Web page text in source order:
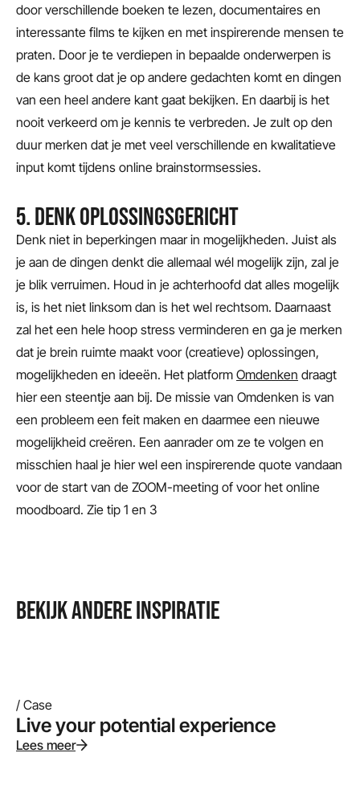
door verschillende boeken te lezen, documentaires en
interessante films te kijken en met inspirerende mensen te
praten. Door je te verdiepen in bepaalde onderwerpen is
de kans groot dat je op andere gedachten komt en dingen
van een heel andere kant gaat bekijken. En daarbij is het
nooit verkeerd om je kennis te verbreden. Je zult op den
duur merken dat je met veel verschillende en kwalitatieve
input komt tijdens online brainstormsessies.
5. DENK OPLOSSINGSGERICHT
Denk niet in beperkingen maar in mogelijkheden. Juist als
je aan de dingen denkt die allemaal wél mogelijk zijn, zal je
je blik verruimen. Houd in je achterhoofd dat alles mogelijk
is, is het niet linksom dan is het wel rechtsom. Daarnaast
zal het een hele hoop stress verminderen en ga je merken
dat je brein ruimte maakt voor (creatieve) oplossingen,
mogelijkheden en ideeën. Het platformOmdenken draagt
hier een steentje aan bij. De missie van Omdenken is van
een probleem een feit maken en daarmee een nieuwe
mogelijkheid creëren. Een aanrader om ze te volgen en
misschien haal je hier wel een inspirerende quote vandaan
voor de start van de ZOOM-meeting of voor het online
moodboard. Zie tip 1 en 3
BEKIJK ANDERE INSPIRATIE
/ Case
Live your potential experience
Lees meer